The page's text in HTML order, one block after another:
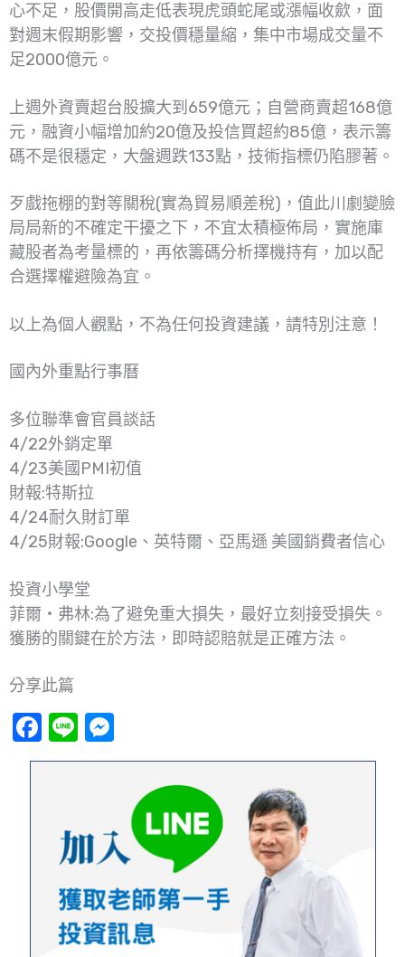
心不足，股價開高走低表現虎頭蛇尾或漲幅收歛，面
對週末假期影響，交投價穩量縮，集中市場成交量不
足2000億元。
上週外資賣超台股擴大到659億元；自營商賣超168億
元，融資小幅增加約20億及投信買超約85億，表示籌
碼不是很穩定，大盤週跌133點，技術指標仍陷膠著。
歹戲拖棚的對等關稅(實為貿易順差稅)，值此川劇變臉
局局新的不確定干擾之下，不宜太積極佈局，實施庫
藏股者為考量標的，再依籌碼分析擇機持有，加以配
合選擇權避險為宜。
以上為個人觀點，不為任何投資建議，請特別注意！
國內外重點行事曆
多位聯準會官員談話
4/22外銷定單
4/23美國PMI初值
財報:特斯拉
4/24耐久財訂單
4/25財報:Google、英特爾、亞馬遜 美國銷費者信心
投資小學堂
菲爾‧弗林:為了避免重大損失，最好立刻接受損失。
獲勝的關鍵在於方法，即時認賠就是正確方法。
分享此篇
Facebook
Line